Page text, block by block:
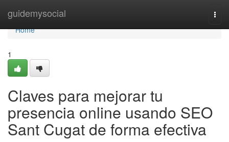
guidemysocial
Home
Home
1
Claves para mejorar tu
presencia online usando SEO
Sant Cugat de forma efectiva